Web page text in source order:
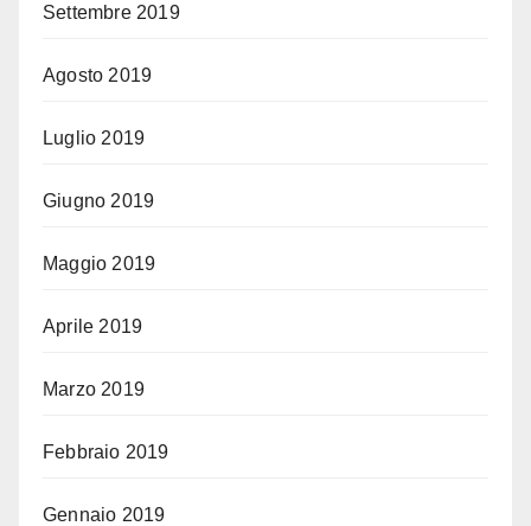
Settembre 2019
Agosto 2019
Luglio 2019
Giugno 2019
Maggio 2019
Aprile 2019
Marzo 2019
Febbraio 2019
Gennaio 2019